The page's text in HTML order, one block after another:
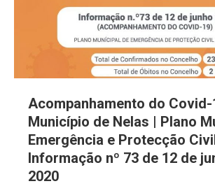
Acompanhamento do Covid-
Município de Nelas | Plano
Emergência e Protecção
Informação nº 73 de 12 de
2020